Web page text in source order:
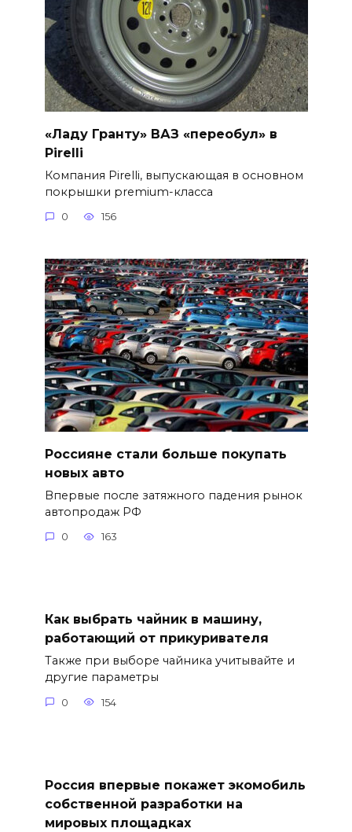
«Ладу Гранту» ВАЗ «переобул» в
Pirelli
Компания Pirelli, выпускающая в основном
покрышки premium-класса
0 156
Россияне стали больше покупать
новых авто
Впервые после затяжного падения рынок
автопродаж РФ
0 163
Как выбрать чайник в машину,
работающий от прикуривателя
Также при выборе чайника учитывайте и
другие параметры
0 154
Россия впервые покажет экомобиль
собственной разработки на
мировых площадках